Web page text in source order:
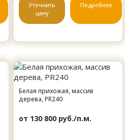
Уточнить
цену
Подробнее
Белая прихожая, массив
дерева, PR240
от 130 800 руб./п.м.